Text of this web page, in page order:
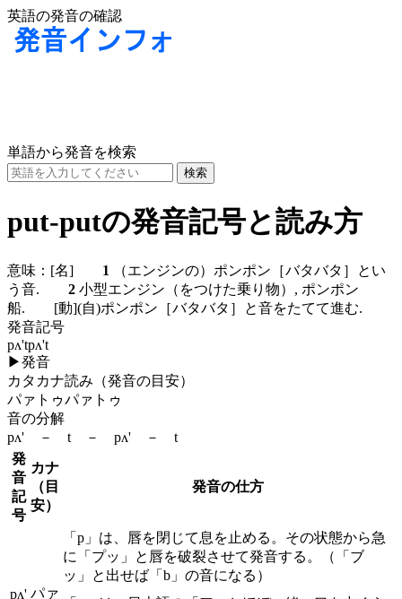
英語の発音の確認
単語から発音を検索
put-putの発音記号と読み方
意味： [名] 1
（エンジンの）ポンポン［バタバタ］とい
う音. 2 小型エンジン（をつけた乗り物）, ポンポン
船. [動](自)ポンポン［バタバタ］と音をたてて進む.
発音記号
pʌ'tpʌ't
▶発音
カタカナ読み（発音の目安）
パァトゥパァトゥ
音の分解
pʌ' － t － pʌ' － t
発
音
記
号
カナ
（目
安）
発音の仕方
pʌ' パァ
「p」は、唇を閉じて息を止める。その状態から急
に「プッ」と唇を破裂させて発音する。（「ブ
ッ」と出せば「b」の音になる）